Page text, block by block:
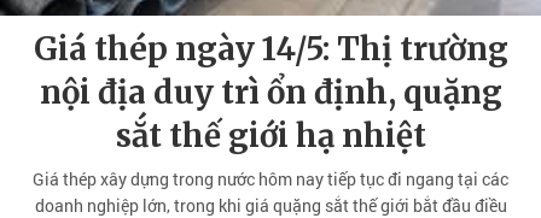
Giá thép ngày 14/5: Thị trường
nội địa duy trì ổn định, quặng
sắt thế giới hạ nhiệt
Giá thép xây dựng trong nước hôm nay tiếp tục đi ngang tại các
doanh nghiệp lớn, trong khi giá quặng sắt thế giới bắt đầu điều